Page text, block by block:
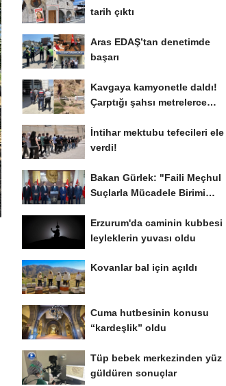
tarih çıktı
Aras EDAŞ’tan denetimde
başarı
Kavgaya kamyonetle daldı!
Çarptığı şahsı metrelerce
İntihar mektubu tefecileri ele
verdi!
Bakan Gürlek: "Faili Meçhul
Suçlarla Mücadele Birimi
Erzurum'da caminin kubbesi
leyleklerin yuvası oldu
Kovanlar bal için açıldı
Cuma hutbesinin konusu
“kardeşlik” oldu
Tüp bebek merkezinden yüz
güldüren sonuçlar